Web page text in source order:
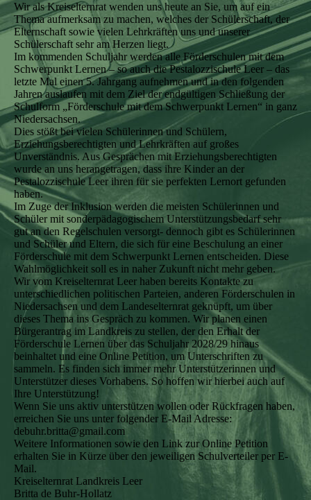
Wir als Kreiselternrat wenden uns heute an Sie, um auf ein
Thema aufmerksam zu machen, welches der Schülerschaft, der
Elternschaft sowie vielen Lehrkräften uns und unserer
Schülerschaft sehr am Herzen liegt.
Im kommenden Schuljahr werden alle Förderschulen mit dem
Schwerpunkt Lernen – so auch die Pestalozzischule Leer – das
letzte Mal einen 5. Jahrgang aufnehmen und in den folgenden
Jahren auslaufen mit dem Ziel der endgültigen Schließung der
Schulform „Förderschule mit dem Schwerpunkt Lernen“ in ganz
Niedersachsen.
Dies stößt bei vielen Schülerinnen und Schülern,
Erziehungsberechtigten und Lehrkräften auf großes
Unverständnis. Aus Gesprächen mit Erziehungsberechtigten
wurde an uns herangetragen, dass ihre Kinder an der
Pestalozzischule Leer ihren für sie perfekten Lernort gefunden
haben.
Im Zuge der Inklusion werden die meisten Schülerinnen und
Schüler mit sonderpädagogischem Unterstützungsbedarf sehr
gut an den Regelschulen versorgt- dennoch gibt es Schülerinnen
und Schüler und Eltern, die sich für eine Beschulung an einer
Förderschule mit dem Schwerpunkt Lernen entscheiden. Diese
Wahlmöglichkeit soll es in naher Zukunft nicht mehr geben.
Wir vom Kreiselternrat Leer haben bereits Kontakte zu
unterschiedlichen politischen Parteien, anderen Förderschulen in
Niedersachsen und dem Landeselternrat geknüpft, um über
dieses Thema ins Gespräch zu kommen. Wir planen einen
Bürgerantrag im Landkreis zu stellen, der den Erhalt der
Förderschule Lernen über das Schuljahr 2028/29 hinaus
beinhaltet und eine Online Petition, um Unterschriften zu
sammeln. Es finden sich immer mehr Unterstützerinnen und
Unterstützer dieses Vorhabens. So hoffen wir hierbei auch auf
Ihre Unterstützung!
Wenn Sie uns aktiv unterstützen wollen oder Rückfragen haben,
erreichen Sie uns unter folgender E-Mail Adresse:
debuhr.britta@gmail.com
Weitere Informationen sowie den Link zur Online Petition
erhalten Sie in Kürze über den jeweiligen Schulverteiler per E-
Mail.
Kreiselternrat Landkreis Leer
Britta de Buhr-Hollatz